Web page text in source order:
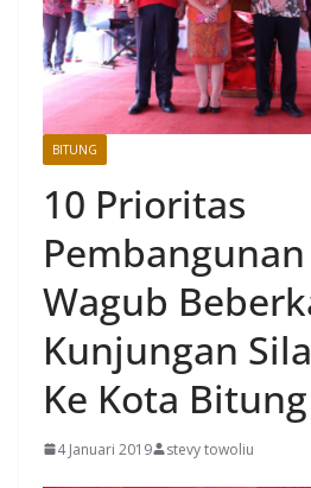
BITUNG
10 Prioritas
Wagub
Kunjungan
Ke Kota Bitung
4 Januari 2019 stevy towoliu